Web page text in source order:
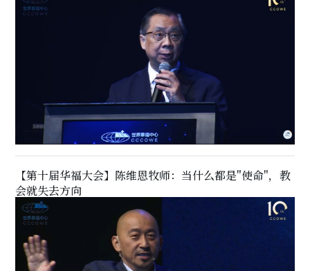
【第十届华福大会】陈维恩牧师：当什么都是"使命"，教
会就失去方向